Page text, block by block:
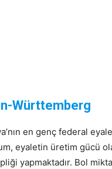
Württemberg
en genç federal
eyaletin üretim gücü
yapmaktadır. Bol